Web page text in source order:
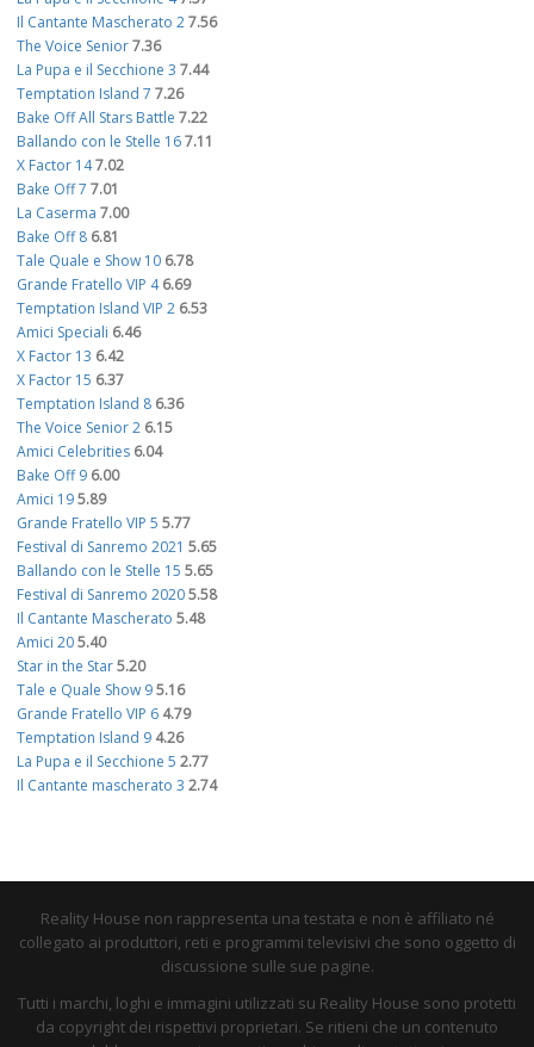
Il Cantante Mascherato 27.56
The Voice Senior7.36
La Pupa e il Secchione 3 7.44
Temptation Island 7 7.26
Bake Off All Stars Battle 7.22
Ballando con le Stelle 167.11
X Factor 147.02
Bake Off 7 7.01
La Caserma 7.00
Bake Off 8 6.81
Tale Quale e Show 10 6.78
Grande Fratello VIP 4 6.69
Temptation Island VIP 2 6.53
Amici Speciali 6.46
X Factor 13 6.42
X Factor 15 6.37
Temptation Island 8 6.36
The Voice Senior 2 6.15
Amici Celebrities 6.04
Bake Off 9 6.00
Amici 195.89
Grande Fratello VIP 5 5.77
Festival di Sanremo 2021 5.65
Ballando con le Stelle 15 5.65
Festival di Sanremo 20205.58
Il Cantante Mascherato 5.48
Amici 205.40
Star in the Star5.20
Tale e Quale Show 95.16
Grande Fratello VIP 6 4.79
Temptation Island 9 4.26
La Pupa e il Secchione 5 2.77
Il Cantante mascherato 3 2.74
Reality House non rappresenta una testata e non è affiliato né
collegato ai produttori, reti e programmi televisivi che sono oggetto di
discussione sulle sue pagine.
Tutti i marchi, loghi e immagini utilizzati su Reality House sono protetti
da copyright dei rispettivi proprietari. Se ritieni che un contenuto